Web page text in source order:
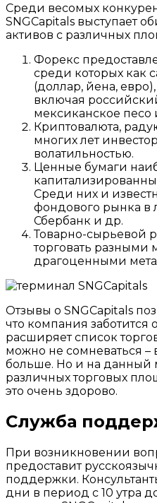
Среди весомых
SNGCapitals выступает
активов с различных
Форекс
среди которых как
(доллар, йена,
включая
мексиканское песо
Криптовалюта,
многих лет
волатильностью.
Ценные бумаги
Среди них и
фондового рынка в
Сбербанк и др.
Товарно-сырьевой
торговать разными
драгоценными
Отзывы о SNGCapitals
что компания заботится
расширяет список
можно не сомневаться –
больше. Но и на данный
различных торговых
это очень здорово.
Служба
При возникновении
предоставит
поддержки.
дни в период с 10 утра